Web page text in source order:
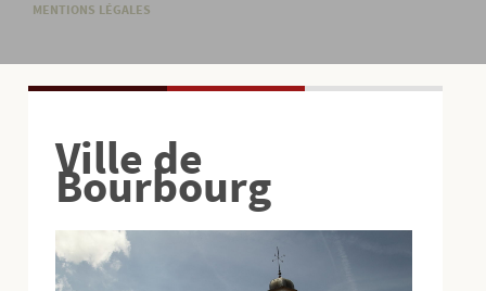
MENTIONS LÉGALES
Ville de
Bourbourg